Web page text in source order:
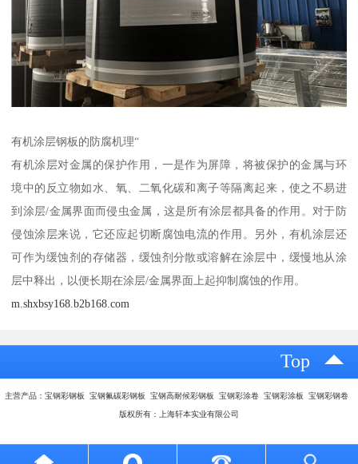
有机涂层钢板的防腐机理“
有机涂层对金属的保护作用，一是作为屏障，将被保护的金属与环
境中的反立物如水、氧、二氧化碳和离子等隔离起来，使之不易进
到涂层/金属界面而侵虫金属，这是所有涂层都具备的作用。对于防
侵蚀涂层来说，它还应起切断腐蚀电流的作用。另外，有机涂层还
可作为缓蚀剂的存储器，缓蚀剂分散或溶解在涂层中，缓慢地从涂
层中释出，以便长期在涂层/金属界面上起抑制腐蚀的作用。
m.shxbsy168.b2b168.com
Top
主营产品：宝钢彩钢板 宝钢氟碳彩钢板 宝钢高耐候彩钢板 宝钢彩涂卷 宝钢彩涂板 宝钢彩钢卷
版权所有：上海轩本实业有限公司